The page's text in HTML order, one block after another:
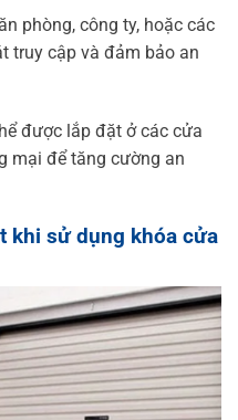
phòng, công ty, hoặc các
truy cập và đảm bảo an
được lắp đặt ở các cửa
mại để tăng cường an
khi sử dụng khóa cửa